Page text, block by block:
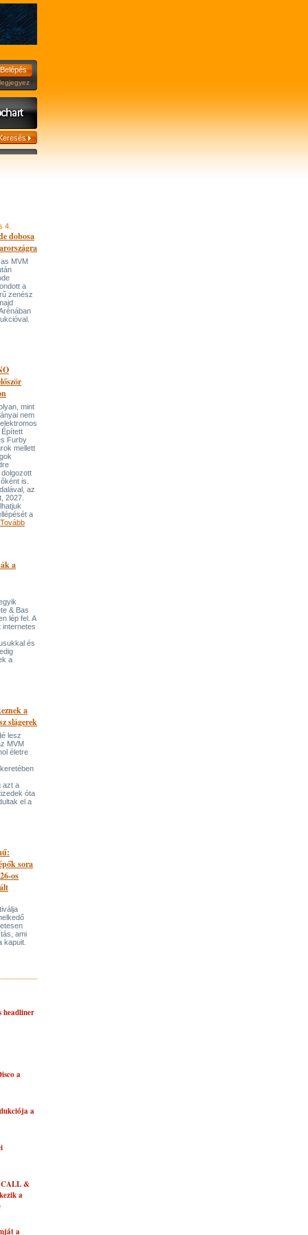
4.
dobosa
MVM
a
zenész
mint
nem
Furby
mellett
is.
az
2027.
a
Tovább
a
& Bas
lép fel. A
internetes
és
a
a
slágerek
lesz
MVM
életre
azt a
óta
el a
sora
os
ami
kapuit.
headliner
a
a
CALL &
a
a